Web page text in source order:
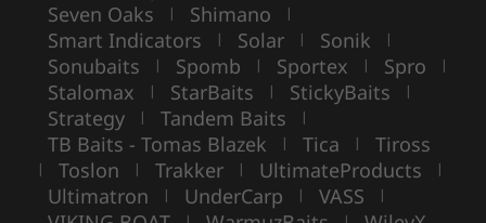
Seven Oaks | Shimano |
Smart Indicators | Solar | Sonik |
Sonubaits | Spomb | Sportex | Spro |
Stalomax | StarBaits | StickyBaits |
Strategy | Tandem Baits |
TB Baits - Tomas Blazek | Tica | Tiross
| Toslon | Trakker | UltimateProducts |
Ultimatron | UnderCarp | VASS |